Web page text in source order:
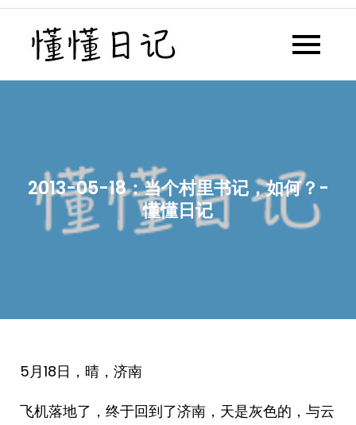
Skip
content
懂懂日记网每天同步更新懂懂学
2013-05-18：当个村里书记，如何？-
懂懂日记
5月18日，晴，济南
飞机落地了，终于回到了济南，天是灰色的，与云